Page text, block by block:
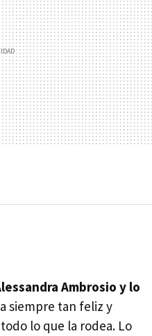
Ambrosio y lo
siempre tan feliz y
lo que la rodea. Lo